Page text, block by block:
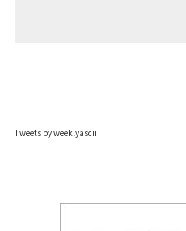
Tweets by weeklyascii